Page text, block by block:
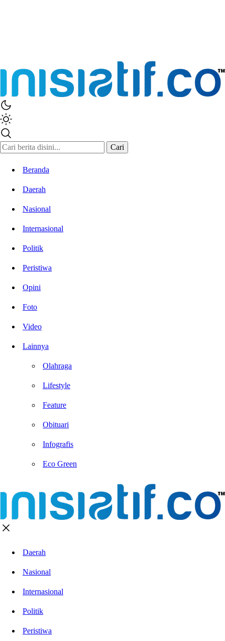
Cari
Beranda
Daerah
Nasional
Internasional
Politik
Peristiwa
Opini
Foto
Video
Lainnya
Olahraga
Lifestyle
Feature
Obituari
Infografis
Eco Green
Daerah
Nasional
Internasional
Politik
Peristiwa